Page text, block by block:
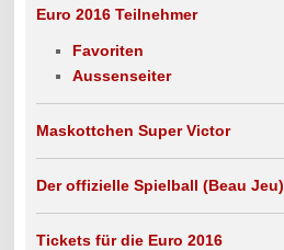
Euro 2016 Teilnehmer
Favoriten
Aussenseiter
Maskottchen Super Victor
Der offizielle Spielball (Beau Jeu)
Tickets für die Euro 2016